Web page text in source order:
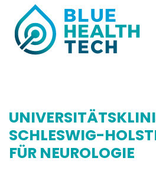
SCHLESWIG-
FÜR NEUROLOGIE